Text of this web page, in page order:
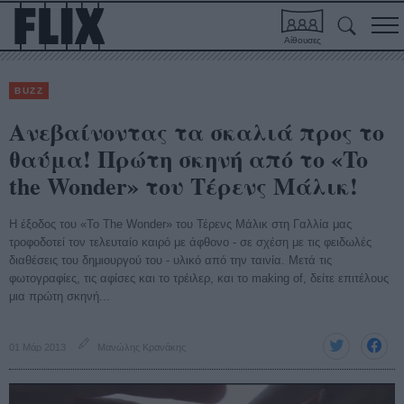
Αίθουσες
BUZZ
Ανεβαίνοντας τα σκαλιά προς το
θαύμα! Πρώτη σκηνή από το «To
the Wonder» του Τέρενς Μάλικ!
Η έξοδος του «To The Wonder» του Τέρενς Μάλικ στη Γαλλία μας
τροφοδοτεί τον τελευταίο καιρό με άφθονο - σε σχέση με τις φειδωλές
διαθέσεις του δημιουργού του - υλικό από την ταινία. Μετά τις
φωτογραφίες, τις αφίσες και το τρέιλερ, και το making of, δείτε επιτέλους
μια πρώτη σκηνή...
01 Μάρ 2013 Μανώλης Κρανάκης